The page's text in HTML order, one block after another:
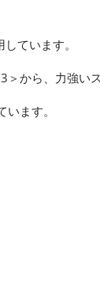
ています。
から、力強い
ます。